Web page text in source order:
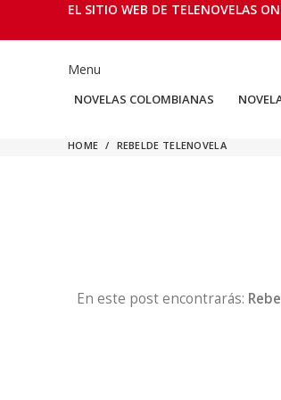
EL SITIO WEB DE TELENOVELAS
Menu
NOVELAS COLOMBIANAS
HOME REBELDE TELENOVELA
En este post encontrarás: